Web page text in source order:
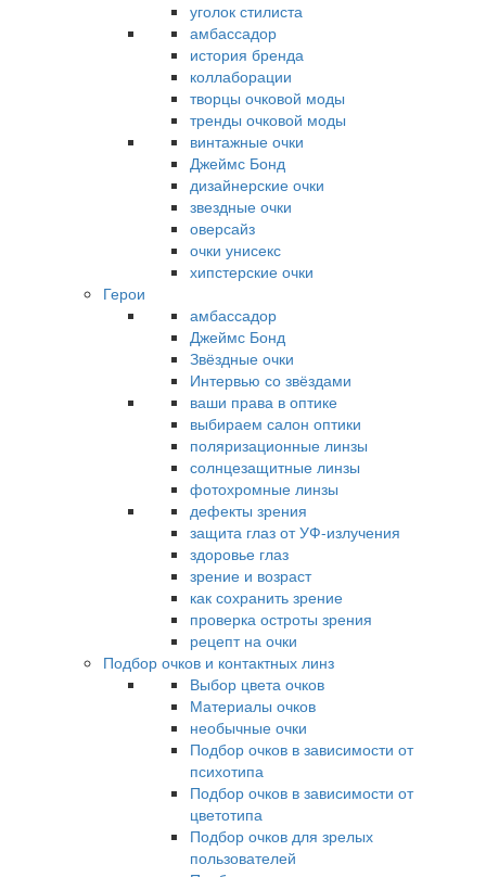
уголок стилиста
амбассадор
история бренда
коллаборации
творцы очковой моды
тренды очковой моды
винтажные очки
Джеймс Бонд
дизайнерские очки
звездные очки
оверсайз
очки унисекс
хипстерские очки
Герои
амбассадор
Джеймс Бонд
Звёздные очки
Интервью со звёздами
ваши права в оптике
выбираем салон оптики
поляризационные линзы
солнцезащитные линзы
фотохромные линзы
дефекты зрения
защита глаз от УФ-излучения
здоровье глаз
зрение и возраст
как сохранить зрение
проверка остроты зрения
рецепт на очки
Подбор очков и контактных линз
Выбор цвета очков
Материалы очков
необычные очки
Подбор очков в зависимости от
психотипа
Подбор очков в зависимости от
цветотипа
Подбор очков для зрелых
пользователей